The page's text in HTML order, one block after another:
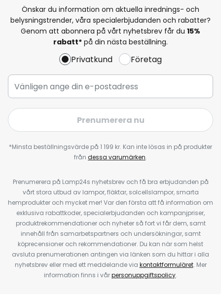
Önskar du information om aktuella inrednings- och
belysningstrender, våra specialerbjudanden och rabatter?
Genom att abonnera på vårt nyhetsbrev får du 15%
rabatt* på din nästa beställning.
Privatkund Företag
Prenumerera nu
*Minsta beställningsvärde på 1 199 kr. Kan inte lösas in på produkter
från dessa varumärken.
Prenumerera på Lamp24s nyhetsbrev och få bra erbjudanden på
vårt stora utbud av lampor, fläktar, solcellslampor, smarta
hemprodukter och mycket mer! Var den första att få information om
exklusiva rabattkoder, specialerbjudanden och kampanjpriser,
produktrekommendationer och nyheter så fort vi får dem, samt
innehåll från samarbetspartners och undersökningar, samt
köprecensioner och rekommendationer. Du kan när som helst
avsluta prenumerationen antingen via länken som du hittar i alla
nyhetsbrev eller med ett meddelande via kontaktformuläret. Mer
information finns i vårpersonuppgiftspolicy.